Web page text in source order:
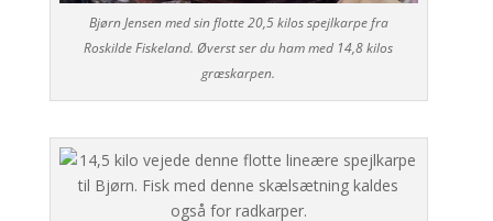
Bjørn Jensen med sin flotte 20,5 kilos spejlkarpe fra
Roskilde Fiskeland. Øverst ser du ham med 14,8 kilos
græskarpen.